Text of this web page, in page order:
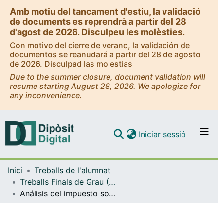
Amb motiu del tancament d'estiu, la validació
de documents es reprendrà a partir del 28
d'agost de 2026. Disculpeu les molèsties.
Con motivo del cierre de verano, la validación de
documentos se reanudará a partir del 28 de agosto
de 2026. Disculpad las molestias
Due to the summer closure, document validation will
resume starting August 28, 2026. We apologize for
any inconvenience.
Navega per tot el DD
Iniciar sessió (current)
Inici
Treballs de l'alumnat
Treballs Finals de Grau (TFG) - Ciències Polítiques i de l’Administració
Análisis del impuesto sobre viviendas vacías como estrategia contra la especulación inmobiliaria en Cataluña